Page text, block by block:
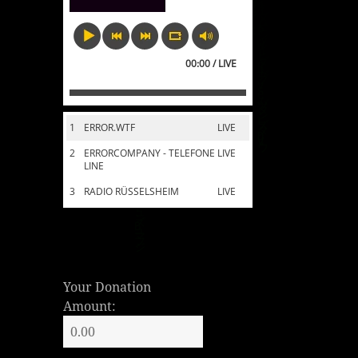
00:00 / LIVE
1 LIVE
ERROR.WTF
2
LIVE
ERRORCOMPANY - TELEFONE
LINE
3
LIVE
RADIO RÜSSELSHEIM
Your Donation
Amount: